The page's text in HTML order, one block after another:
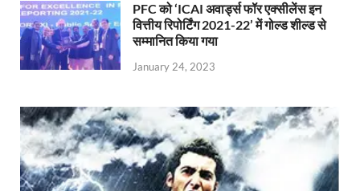
PFC को ‘ICAI अवार्ड्स फॉर एक्सीलेंस इन
वित्तीय रिपोर्टिंग 2021-22’ में गोल्ड शील्ड से
सम्मानित किया गया
January 24, 2023